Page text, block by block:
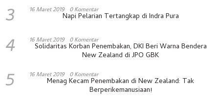
3 16 Maret 2019 0 Komentar
Napi Pelarian Tertangkap di Indra Pura
4 16 Maret 2019 0 Komentar
Solidaritas Korban Penembakan, DKI Beri Warna Bendera
New Zealand di JPO GBK
5 16 Maret 2019 0 Komentar
Menag Kecam Penembakan di New Zealand: Tak
Berperikemanusiaan!